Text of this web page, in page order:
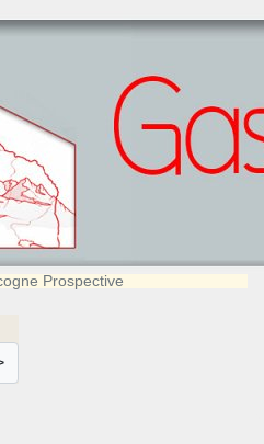
Prospective